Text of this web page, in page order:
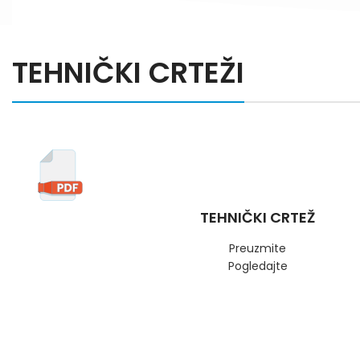
TEHNIČKI CRTEŽI
TEHNIČKI CRTEŽ
Preuzmite
Pogledajte